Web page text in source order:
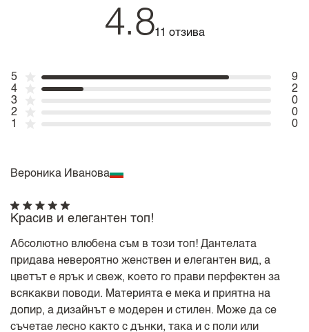
4.811 отзива
5
9
4
2
3
0
2
0
1
0
Вероника Иванова
Красив и елегантен топ!
Абсолютно влюбена съм в този топ! Дантелата
придава невероятно женствен и елегантен вид, а
цветът е ярък и свеж, което го прави перфектен за
всякакви поводи. Материята е мека и приятна на
допир, а дизайнът е модерен и стилен. Може да се
съчетае лесно както с дънки, така и с поли или